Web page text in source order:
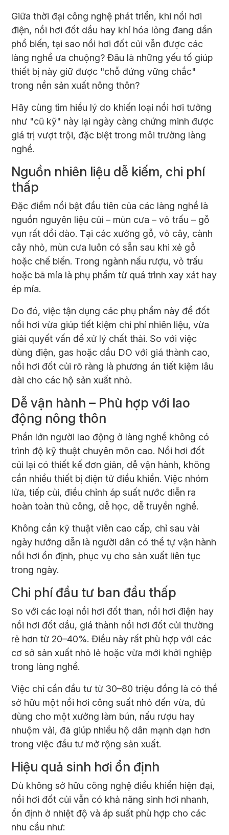
Giữa thời đại công nghệ phát triển, khi nồi hơi
điện, nồi hơi đốt dầu hay khí hóa lỏng đang dần
phổ biến, tại sao nồi hơi đốt củi vẫn được các
làng nghề ưa chuộng? Đâu là những yếu tố giúp
thiết bị này giữ được "chỗ đứng vững chắc"
trong nền sản xuất nông thôn?
Hãy cùng tìm hiểu lý do khiến loại nồi hơi tưởng
như "cũ kỹ" này lại ngày càng chứng minh được
giá trị vượt trội, đặc biệt trong môi trường làng
nghề.
Nguồn nhiên liệu dễ kiếm, chi phí
thấp
Đặc điểm nổi bật đầu tiên của các làng nghề là
nguồn nguyên liệu củi – mùn cưa – vỏ trấu – gỗ
vụn rất dồi dào. Tại các xưởng gỗ, vỏ cây, cành
cây nhỏ, mùn cưa luôn có sẵn sau khi xẻ gỗ
hoặc chế biến. Trong ngành nấu rượu, vỏ trấu
hoặc bã mía là phụ phẩm từ quá trình xay xát hay
ép mía.
Do đó, việc tận dụng các phụ phẩm này để đốt
nồi hơi vừa giúp tiết kiệm chi phí nhiên liệu, vừa
giải quyết vấn đề xử lý chất thải. So với việc
dùng điện, gas hoặc dầu DO với giá thành cao,
nồi hơi đốt củi rõ ràng là phương án tiết kiệm lâu
dài cho các hộ sản xuất nhỏ.
Dễ vận hành – Phù hợp với lao
động nông thôn
Phần lớn người lao động ở làng nghề không có
trình độ kỹ thuật chuyên môn cao. Nồi hơi đốt
củi lại có thiết kế đơn giản, dễ vận hành, không
cần nhiều thiết bị điện tử điều khiển. Việc nhóm
lửa, tiếp củi, điều chỉnh áp suất nước diễn ra
hoàn toàn thủ công, dễ học, dễ truyền nghề.
Không cần kỹ thuật viên cao cấp, chỉ sau vài
ngày hướng dẫn là người dân có thể tự vận hành
nồi hơi ổn định, phục vụ cho sản xuất liên tục
trong ngày.
Chi phí đầu tư ban đầu thấp
So với các loại nồi hơi đốt than, nồi hơi điện hay
nồi hơi đốt dầu, giá thành nồi hơi đốt củi thường
rẻ hơn từ 20–40%. Điều này rất phù hợp với các
cơ sở sản xuất nhỏ lẻ hoặc vừa mới khởi nghiệp
trong làng nghề.
Việc chỉ cần đầu tư từ 30–80 triệu đồng là có thể
sở hữu một nồi hơi công suất nhỏ đến vừa, đủ
dùng cho một xưởng làm bún, nấu rượu hay
nhuộm vải, đã giúp nhiều hộ dân mạnh dạn hơn
trong việc đầu tư mở rộng sản xuất.
Hiệu quả sinh hơi ổn định
Dù không sở hữu công nghệ điều khiển hiện đại,
nồi hơi đốt củi vẫn có khả năng sinh hơi nhanh,
ổn định ở nhiệt độ và áp suất phù hợp cho các
nhu cầu như: